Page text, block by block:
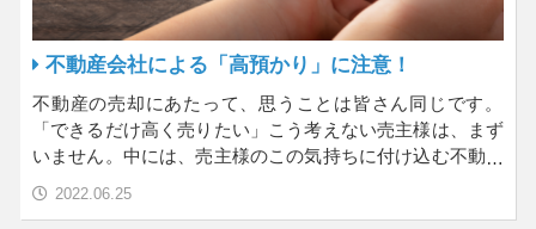
不動産会社による「高預かり」に注意！
不動産の売却にあたって、思うことは皆さん同じです。
「できるだけ高く売りたい」こう考えない売主様は、まず
いません。中には、売主様のこの気持ちに付け込む不動産
会社が…
2022.06.25